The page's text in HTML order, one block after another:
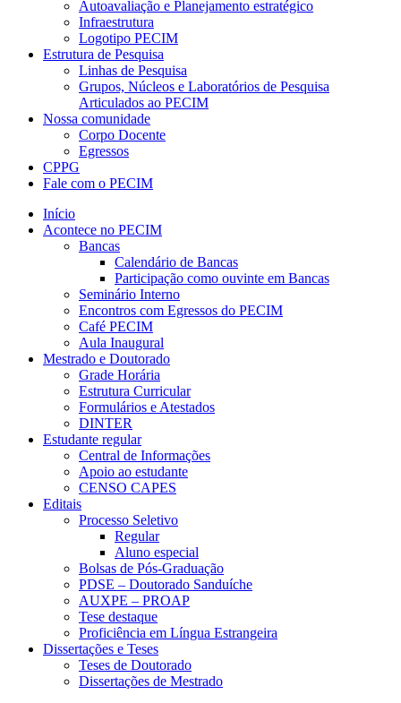
Autoavaliação e Planejamento estratégico
Infraestrutura
Logotipo PECIM
Estrutura de Pesquisa
Linhas de Pesquisa
Grupos, Núcleos e Laboratórios de Pesquisa
Articulados ao PECIM
Nossa comunidade
Corpo Docente
Egressos
CPPG
Fale com o PECIM
Início
Acontece no PECIM
Bancas
Calendário de Bancas
Participação como ouvinte em Bancas
Seminário Interno
Encontros com Egressos do PECIM
Café PECIM
Aula Inaugural
Mestrado e Doutorado
Grade Horária
Estrutura Curricular
Formulários e Atestados
DINTER
Estudante regular
Central de Informações
Apoio ao estudante
CENSO CAPES
Editais
Processo Seletivo
Regular
Aluno especial
Bolsas de Pós-Graduação
PDSE – Doutorado Sanduíche
AUXPE – PROAP
Tese destaque
Proficiência em Língua Estrangeira
Dissertações e Teses
Teses de Doutorado
Dissertações de Mestrado